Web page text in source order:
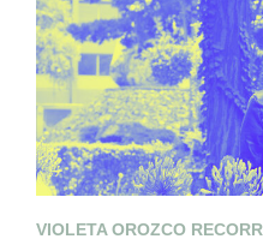
VIOLETA OROZCO